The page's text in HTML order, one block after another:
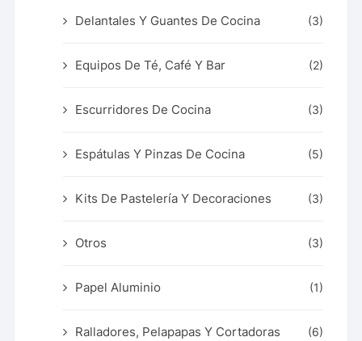
Delantales Y Guantes De Cocina (3)
Equipos De Té, Café Y Bar (2)
Escurridores De Cocina (3)
Espátulas Y Pinzas De Cocina (5)
Kits De Pastelería Y Decoraciones (3)
Otros (3)
Papel Aluminio (1)
Ralladores, Pelapapas Y Cortadoras (6)